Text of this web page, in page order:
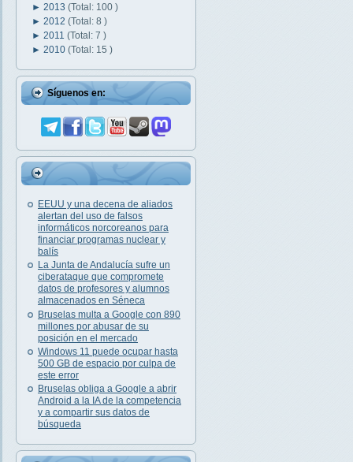
► 2013 (Total: 100 )
► 2012 (Total: 8 )
► 2011 (Total: 7 )
► 2010 (Total: 15 )
Síguenos en:
EEUU y una decena de aliados
alertan del uso de falsos
informáticos norcoreanos para
financiar programas nuclear y
balís
La Junta de Andalucía sufre un
ciberataque que compromete
datos de profesores y alumnos
almacenados en Séneca
Bruselas multa a Google con 890
millones por abusar de su
posición en el mercado
Windows 11 puede ocupar hasta
500 GB de espacio por culpa de
este error
Bruselas obliga a Google a abrir
Android a la IA de la competencia
y a compartir sus datos de
búsqueda